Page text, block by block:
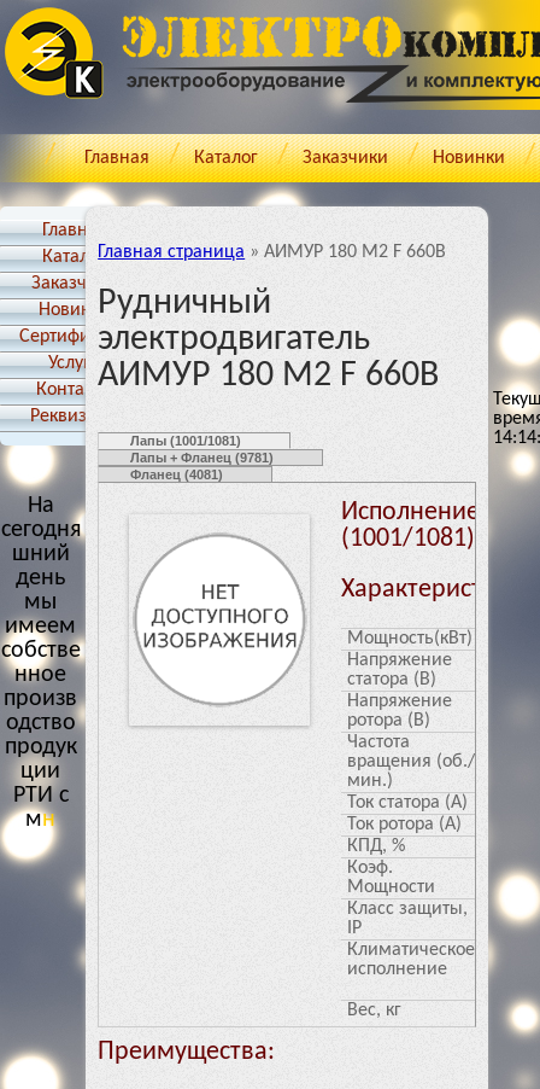
Главная Каталог Заказчики Новинки
Главная
Каталог
Заказчики
Новинки
Cертификаты
Услуги
Контакты
Реквизиты
На
сегодня
шний
день
мы
имеем
собстве
нное
произв
одство
продук
ции
РТИ с
многол
етним
о
Главная страница » АИМУР 180 М2 F 660B
Рудничный
электродвигатель
АИМУР 180 М2 F 660B
Лапы (1001/1081)
Лапы + Фланец (9781)
Фланец (4081)
Исполнение:
(1001/1081)
Характеристики
Мощность(кВт)
Напряжение
статора (В)
Напряжение
ротора (В)
Частота
вращения (об./
мин.)
Ток статора (А)
Ток ротора (А)
КПД, %
Коэф.
Мощности
2.4
Класс защиты,
IP
8.1
Климатическое
исполнение
PB Ex
I/1 Ex
Вес, кг
221
Преимущества: